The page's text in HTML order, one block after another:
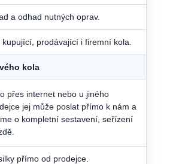
a odhad nutných oprav.
prodávající i firemní kola.
kola
přes internet nebo u jiného
jej může poslat přímo k nám a
o kompletní sestavení, seřízení
přímo od prodejce.